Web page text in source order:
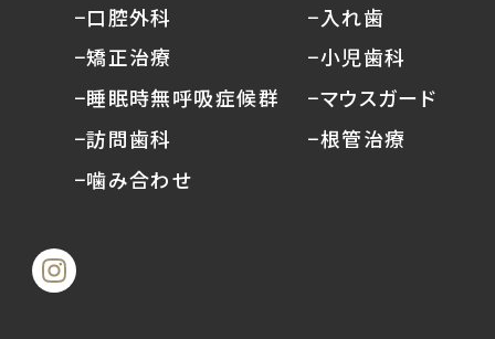
−口腔外科
−矯正治療
−睡眠時無呼吸症候群
−訪問歯科
−噛み合わせ
−入れ歯
−小児歯科
−マウスガード
−根管治療